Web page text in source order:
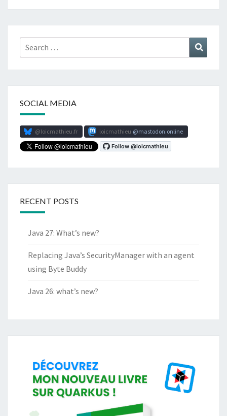
Search
for:
SOCIAL MEDIA
@loicmathieu.fr loicmathieu mastodon.online
RECENT POSTS
Java 27: What’s new?
Replacing Java’s SecurityManager with an agent
using Byte Buddy
Java 26: what’s new?